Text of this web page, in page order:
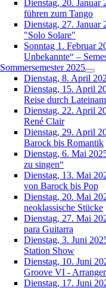
Dienstag, 20. Januar
führen zum Tango
Dienstag, 27. Januar
"Solo Solare"
Sonntag 1. Februar
Unbekannte“ –
Sommersemester 2025
Dienstag, 8. April
Dienstag, 15. April
Reise durch
Dienstag, 22. April
René Clair
Dienstag, 29. April
Barock bis Romantik
Dienstag, 6. Mai
zu singen“
Dienstag, 13. Mai
von Barock bis Pop
Dienstag, 20. Mai
neoklassische Stücke
Dienstag, 27. Mai
para Guitarra
Dienstag, 3. Juni
Station Show
Dienstag, 10. Juni
Groove VI -
Dienstag, 17. Juni